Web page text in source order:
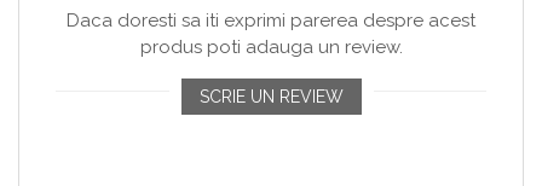
Daca doresti sa iti exprimi parerea despre acest
produs poti adauga un review.
SCRIE UN REVIEW